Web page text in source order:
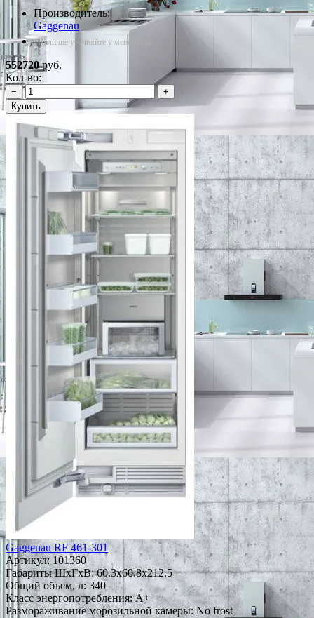
Производитель:
Gaggenau
*Наличие уточняйте у менеджера
552720руб.
Кол-во:
−
+
Купить
Gaggenau RF 461-301
Артикул: 101360
Габариты ШxГxВ: 60.3x60.8x212.5
Общий объем, л: 340
Класс энергопотребления: A+
Размораживание морозильной камеры: No frost